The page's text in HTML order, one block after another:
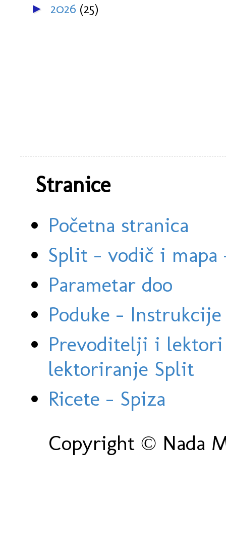
► 2026 (25)
Stranice
Početna stranica
Split - vodič i
Parametar doo
Poduke -
Prevoditelji i
lektoriranje Split
Ricete - Spiza
Copyright © Nada